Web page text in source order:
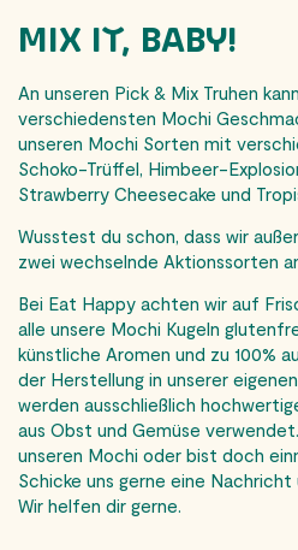
MIX IT, BABY!
An unseren Pick & Mix Truhen
verschiedensten Mochi
unseren Mochi Sorten mit
Schoko-Trüffel, Himbeer-
Strawberry Cheesecake und
Wusstest du schon, dass wir
zwei wechselnde Aktionssorten
Bei Eat Happy achten wir auf
alle unsere Mochi Kugeln
künstliche Aromen und zu 100%
der Herstellung in unserer
werden ausschließlich
aus Obst und Gemüse
unseren Mochi oder bist doch
Schicke uns gerne eine Nachricht
Wir helfen dir gerne.